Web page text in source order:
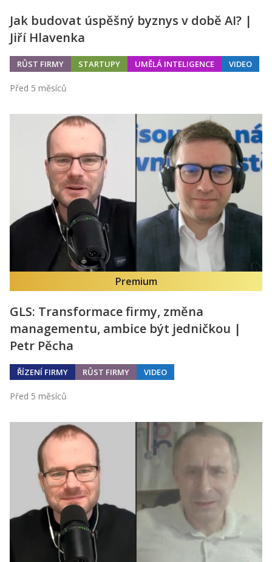
Jak budovat úspěšný byznys v době AI? |
Jiří Hlavenka
RŮST FIRMY STARTUPY UMĚLÁ INTELIGENCE VIDEO
Před 5 měsíců
Premium
GLS: Transformace firmy, změna
managementu, ambice být jedničkou |
Petr Pěcha
ŘÍZENÍ FIRMY RŮST FIRMY VIDEO
Před 5 měsíců